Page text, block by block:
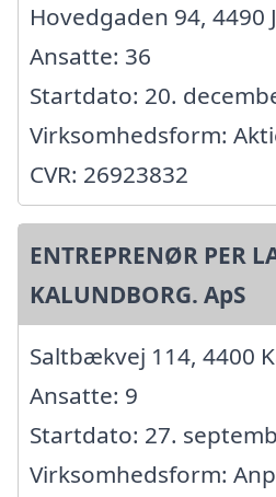
Hovedgaden 94, 4490
Ansatte: 36
Startdato: 20.
Virksomhedsform:
CVR: 26923832
ENTREPRENØR PER
KALUNDBORG. ApS
Saltbækvej 114, 4400
Ansatte: 9
Startdato: 27.
Virksomhedsform: